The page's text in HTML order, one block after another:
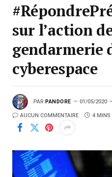
sur l’action
gendarmerie
cyberespace
PAR PANDORE 01/05/2020
AUCUN COMMENTAIRE 4 MINS